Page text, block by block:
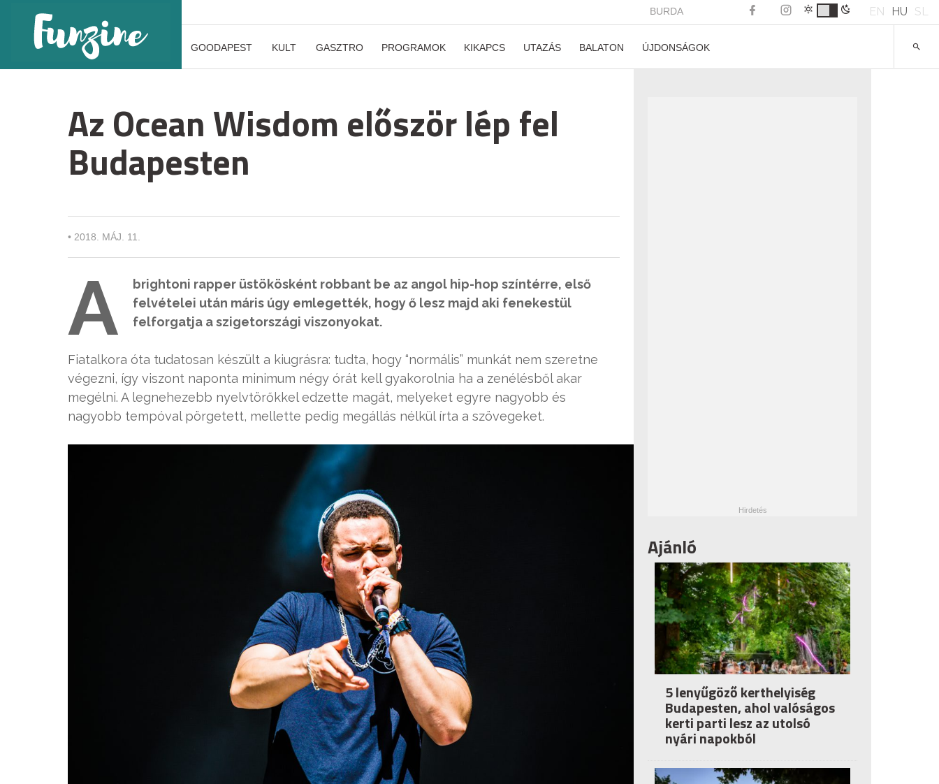
BURDA EN HU SL
GOODAPEST KULT GASZTRO PROGRAMOK KIKAPCS UTAZÁS BALATON ÚJDONSÁGOK
Az Ocean Wisdom először lép fel
Budapesten
• 2018. MÁJ. 11.
A
brightoni rapper üstökösként robbant be az angol hip-hop színtérre, első
felvételei után máris úgy emlegették, hogy ő lesz majd aki fenekestül
felforgatja a szigetországi viszonyokat.
Fiatalkora óta tudatosan készült a kiugrásra: tudta, hogy “normális” munkát nem szeretne
végezni, így viszont naponta minimum négy órát kell gyakorolnia ha a zenélésből akar
megélni. A legnehezebb nyelvtörőkkel edzette magát, melyeket egyre nagyobb és
nagyobb tempóval pörgetett, mellette pedig megállás nélkül írta a szövegeket.
Ajánló
5 lenyűgöző kerthelyiség
Budapesten, ahol valóságos
kerti parti lesz az utolsó
nyári napokból